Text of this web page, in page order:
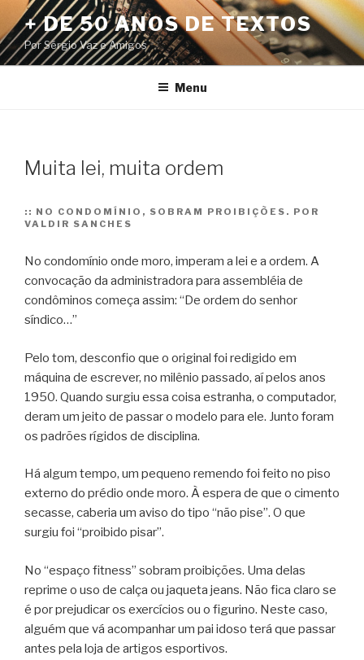
Pular
para
o
conteúdo
+ DE 50 ANOS DE TEXTOS
Por Sérgio Vaz e Amigos
Menu
Muita lei, muita ordem
:: NO CONDOMÍNIO, SOBRAM PROIBIÇÕES. POR
VALDIR SANCHES
No condomínio onde moro, imperam a lei e a ordem. A
convocação da administradora para assembléia de
condôminos começa assim: “De ordem do senhor
síndico…”
Pelo tom, desconfio que o original foi redigido em
máquina de escrever, no milênio passado, aí pelos anos
1950. Quando surgiu essa coisa estranha, o computador,
deram um jeito de passar o modelo para ele. Junto foram
os padrões rígidos de disciplina.
Há algum tempo, um pequeno remendo foi feito no piso
externo do prédio onde moro. À espera de que o cimento
secasse, caberia um aviso do tipo “não pise”. O que
surgiu foi “proibido pisar”.
No “espaço fitness” sobram proibições. Uma delas
reprime o uso de calça ou jaqueta jeans. Não fica claro se
é por prejudicar os exercícios ou o figurino. Neste caso,
alguém que vá acompanhar um pai idoso terá que passar
antes pela loja de artigos esportivos.